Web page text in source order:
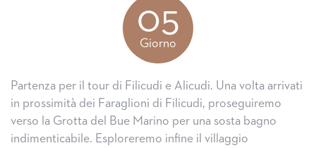
05
Giorno
Partenza per il tour di Filicudi e Alicudi. Una volta arrivati
in prossimità dei Faraglioni di Filicudi, proseguiremo
verso la Grotta del Bue Marino per una sosta bagno
indimenticabile. Esploreremo infine il villaggio